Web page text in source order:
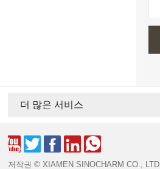
더 많은 서비스
    
저작권 © XIAMEN SINOCHARM CO., LTD